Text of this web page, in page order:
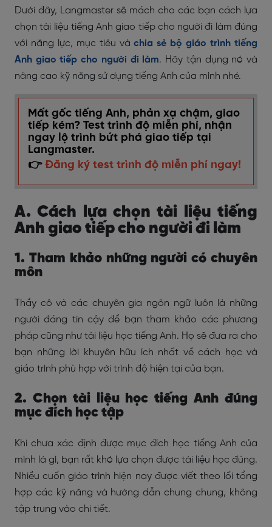
Dưới đây, Langmaster sẽ mách cho các bạn cách lựa
chọn tài liệu tiếng Anh giao tiếp cho người đi làm đúng
với năng lực, mục tiêu vàchia sẻ bộ giáo trình tiếng
Anh giao tiếp cho người đi làm. Hãy tận dụng nó và
nâng cao kỹ năng sử dụng tiếng Anh của mình nhé.
Mất gốc tiếng Anh, phản xạ chậm, giao
tiếp kém? Test trình độ miễn phí, nhận
ngay lộ trình bứt phá giao tiếp tại
Langmaster.
👉 Đăng ký test trình độ miễn phí ngay!
A. Cách lựa chọn tài liệu tiếng
Anh giao tiếp cho người đi làm
1. Tham khảo những người có chuyên
môn
Thầy cô và các chuyên gia ngôn ngữ luôn là những
người đáng tin cậy để bạn tham khảo các phương
pháp cũng như tài liệu học tiếng Anh. Họ sẽ đưa ra cho
bạn những lời khuyên hữu ích nhất về cách học và
giáo trình phù hợp với trình độ hiện tại của bạn.
2. Chọn tài liệu học tiếng Anh đúng
mục đích học tập
Khi chưa xác định được mục đích học tiếng Anh của
mình là gì, bạn rất khó lựa chọn được tài liệu học đúng.
Nhiều cuốn giáo trình hiện nay được viết theo lối tổng
hợp các kỹ năng và hướng dẫn chung chung, không
tập trung vào chi tiết.